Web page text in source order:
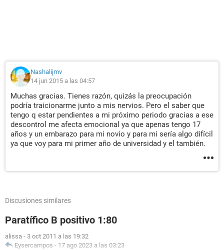
Nashalijmv
14 jun 2015 a las 04:57
Muchas gracias. Tienes razón, quizás la preocupación
podría traicionarme junto a mis nervios. Pero el saber que
tengo q estar pendientes a mi próximo periodo gracias a ese
descontrol me afecta emocional ya que apenas tengo 17
años y un embarazo para mi novio y para mi sería algo difícil
ya que voy para mi primer año de universidad y el también.
Discusiones similares
Paratífico B positivo 1:80
alissa - 3 oct 2011 a las 19:32
Eysercampos - 17 ago 2023 a las 03:23